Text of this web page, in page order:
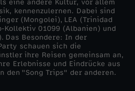
eine andere Kultur, vor allem
kennenzulernen. Dabei sind
(Mongolei), LEA (Trinidad
Kollektiv 01099 (Albanien) und
Das Besondere: In der
schauen sich die
ihre Reisen gemeinsam an,
Erlebnisse und Eindrücke aus
den "Song Trips" der anderen.